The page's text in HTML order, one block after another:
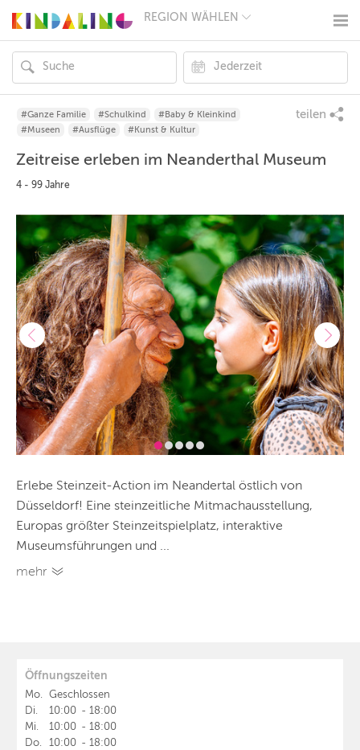
REGION WÄHLEN
MÜNCHEN
HAMBURG
FRANKFURT
KÖLN
DÜSSELDORF
STUTTGART
HANNOVER
WIEN
ZÜRICH
ANDERE
REGIONEN
#Ganze Familie #Schulkind
#Baby & Kleinkind
#Museen
#Ausflüge #Kunst & Kultur
teilen
Zeitreise erleben im Neanderthal Museum
4 - 99 Jahre
Erlebe Steinzeit-Action im Neandertal östlich von
Düsseldorf! Eine steinzeitliche Mitmachausstellung,
Europas größter Steinzeitspielplatz, interaktive
Museumsführungen und ...
mehr
Öffnungszeiten
Mo.
Geschlossen
Di.
10:00 - 18:00
Mi.
10:00 - 18:00
Do.
10:00 - 18:00